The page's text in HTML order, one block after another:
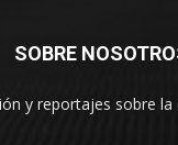
SOBRE
y reportajes sobre la